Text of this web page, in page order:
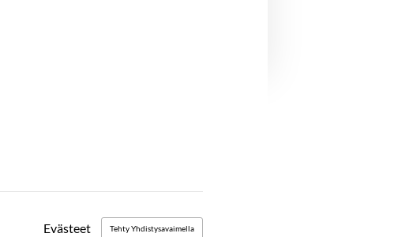
Evästeet Tehty Yhdistysavaimella